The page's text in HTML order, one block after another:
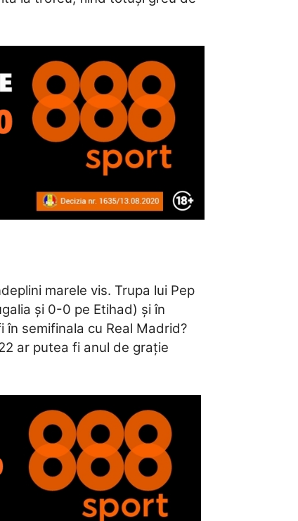
marele vis. Trupa lui Pep
și 0-0 pe Etihad) și în
semifinala cu Real Madrid?
ar putea fi anul de grație